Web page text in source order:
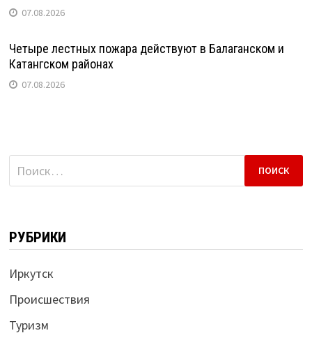
07.08.2026
Четыре лестных пожара действуют в Балаганском и
Катангском районах
07.08.2026
Найти:
РУБРИКИ
Иркутск
Происшествия
Туризм